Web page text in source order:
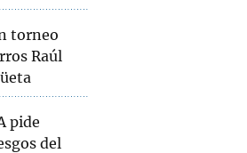
torneo
Raúl
pide
del